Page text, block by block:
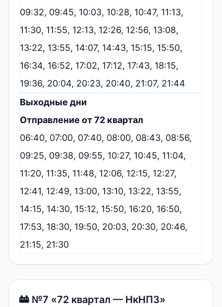
09:32, 09:45, 10:03, 10:28, 10:47, 11:13,
11:30, 11:55, 12:13, 12:26, 12:56, 13:08,
13:22, 13:55, 14:07, 14:43, 15:15, 15:50,
16:34, 16:52, 17:02, 17:12, 17:43, 18:15,
19:36, 20:04, 20:23, 20:40, 21:07, 21:44
Выходные дни
Отправление от 72 квартал
06:40, 07:00, 07:40, 08:00, 08:43, 08:56,
09:25, 09:38, 09:55, 10:27, 10:45, 11:04,
11:20, 11:35, 11:48, 12:06, 12:15, 12:27,
12:41, 12:49, 13:00, 13:10, 13:22, 13:55,
14:15, 14:30, 15:12, 15:50, 16:20, 16:50,
17:53, 18:30, 19:50, 20:03, 20:30, 20:46,
21:15, 21:30
🚋 №7 «72 квартал — НкНПЗ»